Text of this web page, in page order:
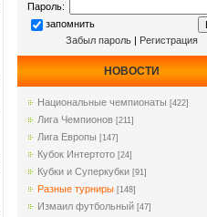
Пароль:
запомнить
Забыл пароль| Регистрация
НОВОСТИ
Национальные чемпионаты [422]
Лига Чемпионов [211]
Лига Европы [147]
Кубок Интертото [24]
Кубки и Суперкубки [91]
Разные турниры [148]
Измаил футбольный [47]